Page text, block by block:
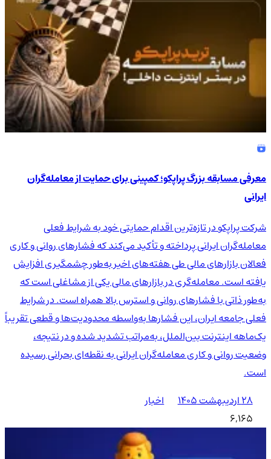
معرفی مسابقه بزرگ پراپکو؛ کمپینی برای حمایت از معامله‌گران
ایرانی
شرکت پراپکو در تازه‌ترین اقدام حمایتی خود به شرایط فعلی
معامله‌گران ایرانی پرداخته و تأکید می‌کند که فشارهای روانی و کاری
فعالان بازارهای مالی طی هفته‌های اخیر به‌طور چشمگیری افزایش
یافته است. معامله‌گری در بازارهای مالی یکی از مشاغلی است که
به‌طور ذاتی با فشارهای روانی و استرس بالا همراه است. در شرایط
فعلی جامعه ایران، این فشارها به‌واسطه محدودیت‌ها و قطعی تقریباً
یک‌ماهه اینترنت بین‌الملل، به‌مراتب تشدید شده و در نتیجه،
وضعیت روانی و کاری معامله‌گران ایرانی به نقطه‌ای بحرانی رسیده
است.
۲۸ اردیبهشت ۱۴۰۵
اخبار
6,165